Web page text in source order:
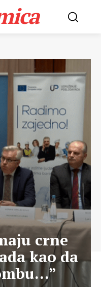
crne
kao da